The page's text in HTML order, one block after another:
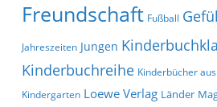
Freundschaft Fußball
Jahreszeiten Jungen
Kinderbuchreihe Kinderbücher
Kindergarten Loewe Verlag Länder